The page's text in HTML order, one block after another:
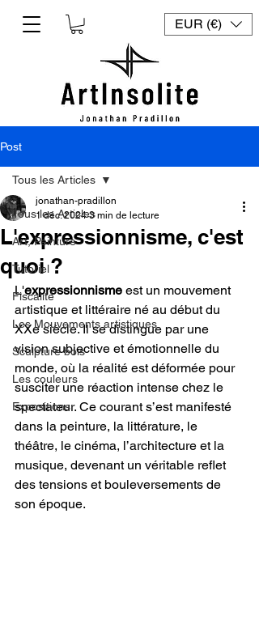
EUR (€)
Post
Tous les Articles
Art, Peinture
Tutoriel
Fiscalité
Les Mouvements artistiques
Sculpture bois
Les couleurs
Expositions
Tous les Articles
L'expressionnisme, c'est
quoi ?
jonathan-pradillon
1 déc. 2024 3 min de lecture
L'expressionnisme est un mouvement
artistique et littéraire né au début du
XXe siècle. Il se distingue par une
vision subjective et émotionnelle du
monde, où la réalité est déformée pour
susciter une réaction intense chez le
spectateur. Ce courant s’est manifesté
dans la peinture, la littérature, le
théâtre, le cinéma, l’architecture et la
musique, devenant un véritable reflet
des tensions et bouleversements de
son époque.